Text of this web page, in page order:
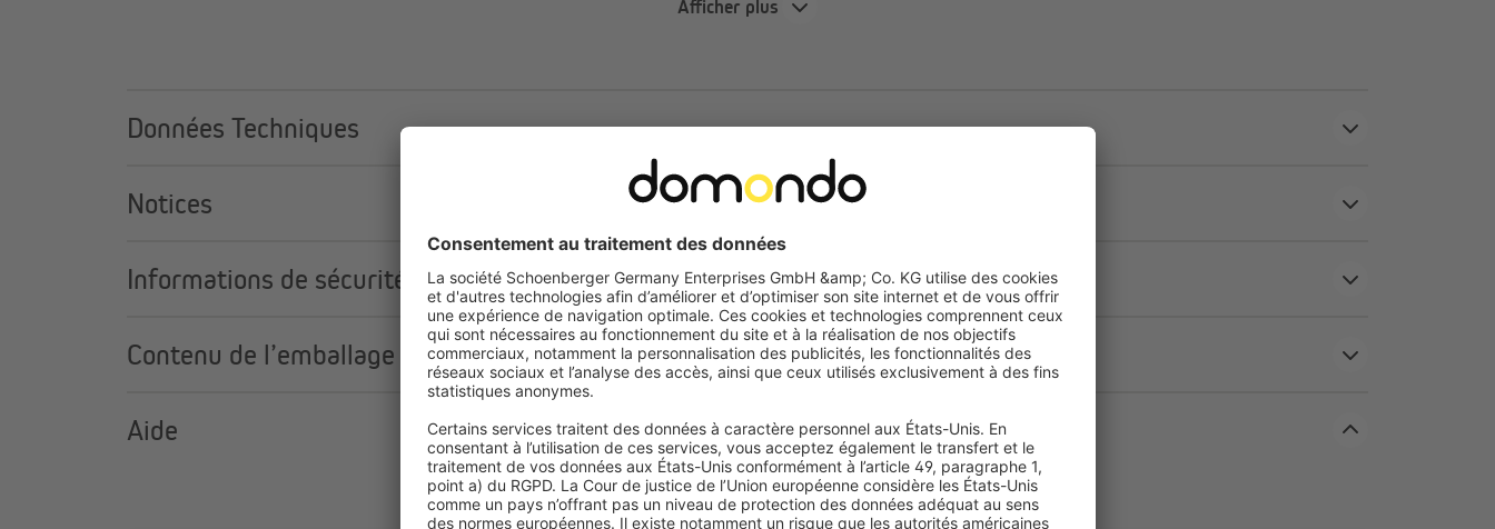
Tous les avantages en un coup d’œil
Le subtil équilibre entre discrétion et luminosité
Stabilité au vent- la structure ajourée réduit la prise au vent pour un
maintien optimal
Toile Premium HDPE 180 g/m²- indéchirable, stable et conçue pour un usage
Séchage rapide & résistance totale
Protection solaire efficace (80–85 %)
Protection UV 90 % - UPF 50+- une barrière fiable contre les rayons nocifs
Fixation flexible- pose murale ou au plafond selon vos besoins
Structure aluminium inoxydable- durable, élégante et sans entretien
Afficher plus
Données Techniques
Notices
Informations de sécurité
Contenu de l’emballage
Aide